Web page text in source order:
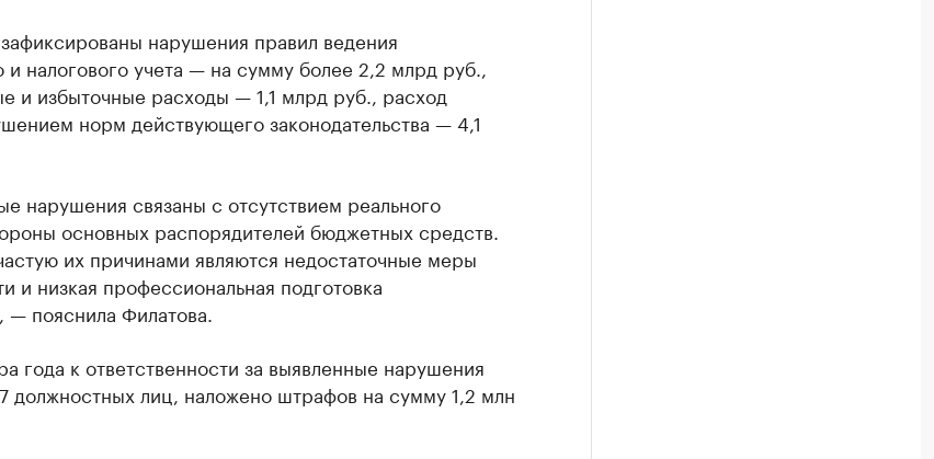
нарушения правил ведения
и налогового учета — на сумму более 2,2 млрд руб.,
и избыточные расходы — 1,1 млрд руб., расход
норм действующего законодательства — 4,1
нарушения связаны с отсутствием реального
основных распорядителей бюджетных средств.
их причинами являются недостаточные меры
и низкая профессиональная подготовка
— пояснила Филатова.
года к ответственности за выявленные нарушения
должностных лиц, наложено штрафов на сумму 1,2 млн